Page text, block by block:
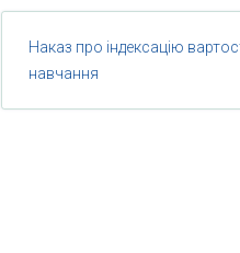
Наказ про індексацію
навчання